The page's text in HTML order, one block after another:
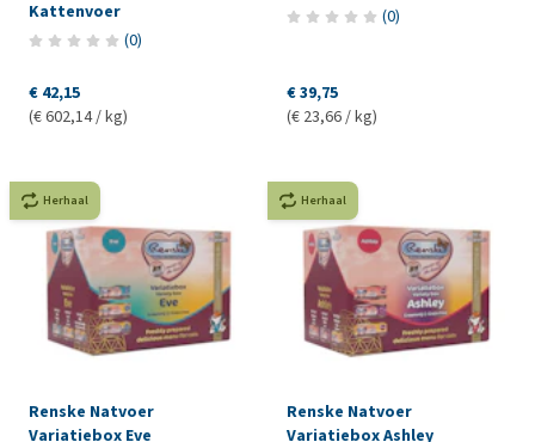
Kattenvoer
(0)
€ 42,15
(€ 602,14 / kg)
(0)
€ 39,75
(€ 23,66 / kg)
Herhaal
Renske Natvoer
Variatiebox Eve
Herhaal
Renske Natvoer
Variatiebox Ashley